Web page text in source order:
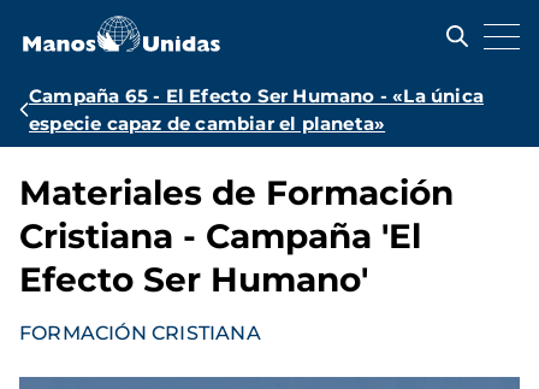
contenido
Ruta
de
Campaña 65 - El Efecto Ser Humano - «La única
especie capaz de cambiar el planeta»
Materiales de Formación
Cristiana - Campaña 'El
Efecto Ser Humano'
FORMACIÓN CRISTIANA